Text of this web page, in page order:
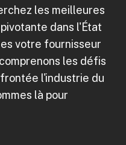
les meilleures
dans l'État
votre fournisseur
les défis
l'industrie du
là pour